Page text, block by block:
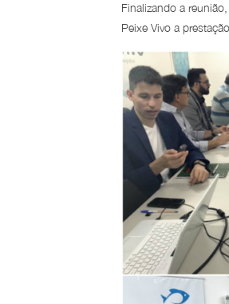
Finalizando a
Peixe Vivo a